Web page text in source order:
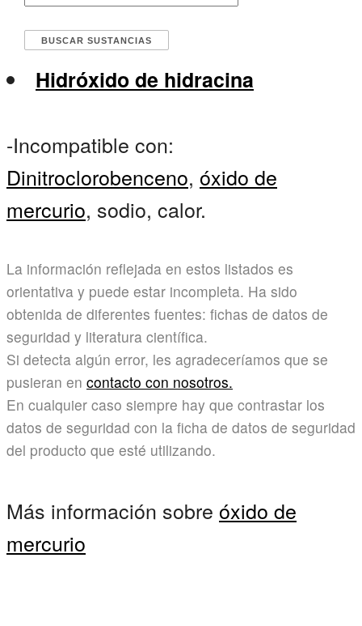
Hidróxido de hidracina
-Incompatible con:
Dinitroclorobenceno, óxido de
mercurio, sodio, calor.
La información reflejada en estos listados es
orientativa y puede estar incompleta. Ha sido
obtenida de diferentes fuentes: fichas de datos de
seguridad y literatura científica.
Si detecta algún error, les agradeceríamos que se
pusieran en contacto con nosotros.
En cualquier caso siempre hay que contrastar los
datos de seguridad con la ficha de datos de seguridad
del producto que esté utilizando.
Más información sobre óxido de
mercurio